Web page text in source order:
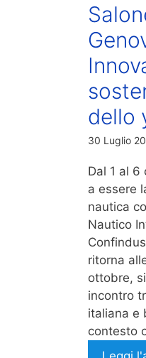
dello
30 Luglio
Dal 1 al 6
a essere
nautica
Nautico
ritorna
ottobre,
incontro
italiana e
contesto